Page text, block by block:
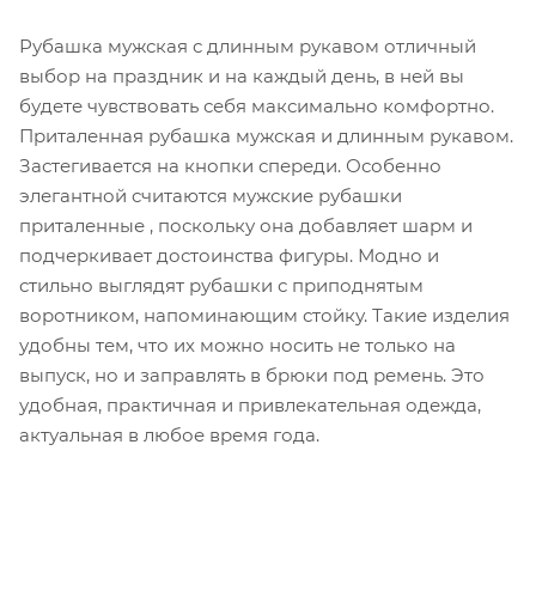
Рубашка мужская с длинным рукавом отличный
выбор на праздник и на каждый день, в ней вы
будете чувствовать себя максимально комфортно.
Приталенная рубашка мужская и длинным рукавом.
Застегивается на кнопки спереди. Особенно
элегантной считаются мужские рубашки
приталенные , поскольку она добавляет шарм и
подчеркивает достоинства фигуры. Модно и
стильно выглядят рубашки с приподнятым
воротником, напоминающим стойку. Такие изделия
удобны тем, что их можно носить не только на
выпуск, но и заправлять в брюки под ремень. Это
удобная, практичная и привлекательная одежда,
актуальная в любое время года.